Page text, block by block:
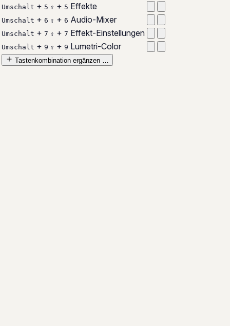
Umschalt + 5 ⇧ + 5 Effekte
Umschalt + 6 ⇧ + 6 Audio-Mixer
Umschalt + 7 ⇧ + 7 Effekt-Einstellungen
Umschalt + 9 ⇧ + 9 Lumetri-Color
Tastenkombination ergänzen …